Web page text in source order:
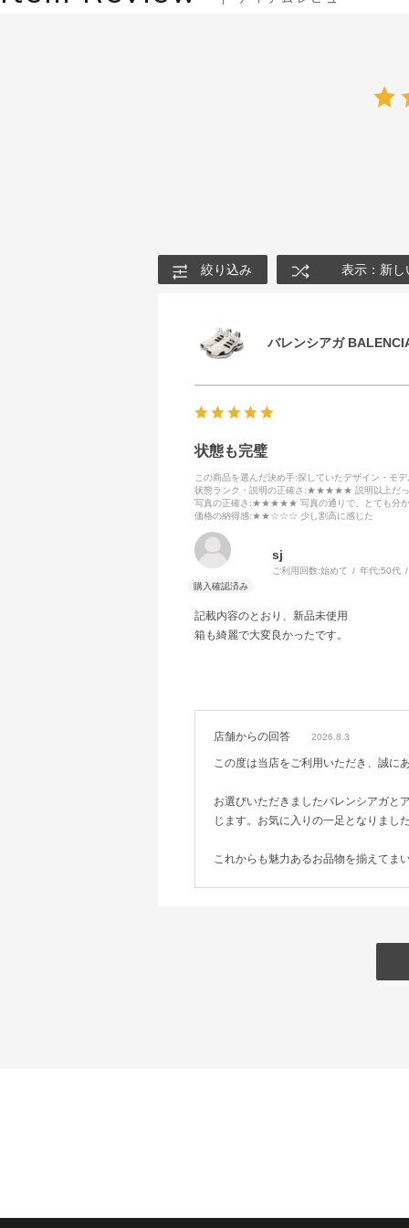
絞り込み 表示：新し
バレンシアガ
状態も完璧
この商品を選んだ決め手:探していたデザイン・モ
状態ランク・説明の正確さ :★★★★★ 説明以上だっ
写真の正確さ :★★★★★ 写真の通りで、とても分か
価格の納得感:★★☆☆☆ 少し割高に感じた
sj
ご利用回数:始めて 年代:50代
記載内容のとおり、新品未使用
箱も綺麗で大変良かったです。
店舗からの回答 2026.8.3
この度は当店をご利用いただき、誠に
お選びいただきましたバレンシアガと
じます。お気に入りの一足となりまし
これからも魅力あるお品物を揃えてま